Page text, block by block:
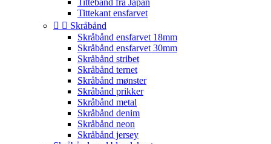
Tittebånd fra Japan
Tittekant ensfarvet
  Skråbånd
Skråbånd ensfarvet 18mm
Skråbånd ensfarvet 30mm
Skråbånd stribet
Skråbånd ternet
Skråbånd mønster
Skråbånd prikker
Skråbånd metal
Skråbånd denim
Skråbånd neon
Skråbånd jersey